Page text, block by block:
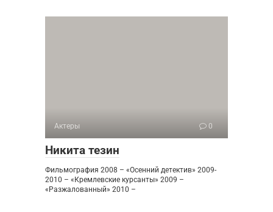
Актеры 0
Никита тезин
Фильмография 2008 – «Осенний детектив» 2009-
2010 – «Кремлевские курсанты» 2009 –
«Разжалованный» 2010 –